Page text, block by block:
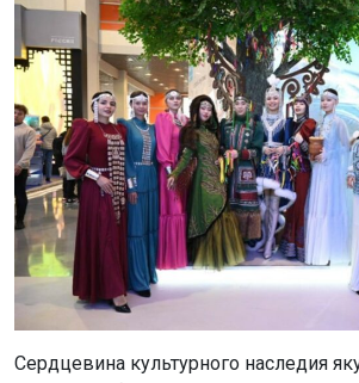
Сердцевина культурного наследия